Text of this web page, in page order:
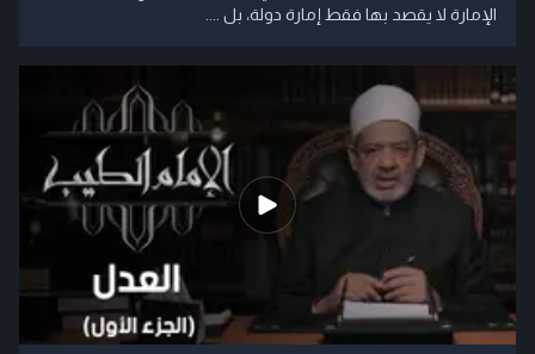
الإمارة لا يقصد بها فقط إمارة دولة، بل ....